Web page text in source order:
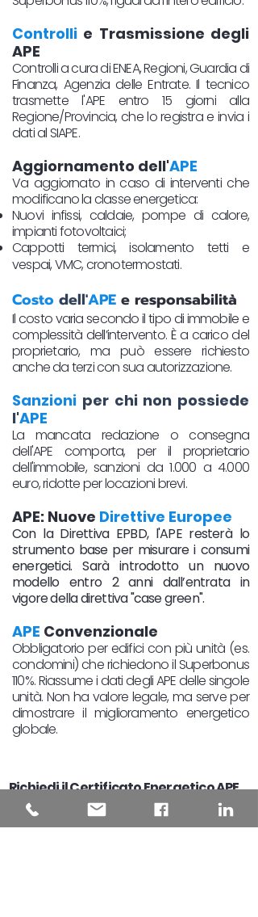
Controlli e Trasmissione degli
APE
Controlli a cura di ENEA, Regioni, Guardia di
Finanza, Agenzia delle Entrate. Il tecnico
trasmette l'APE entro 15 giorni alla
Regione/Provincia, che lo registra e invia i
dati al SIAPE.
Aggiornamento dell'APE
Va aggiornato in caso di interventi che
modificano la classe energetica:
Nuovi infissi, caldaie, pompe di calore,
impianti fotovoltaici;
Cappotti termici, isolamento tetti e
vespai, VMC, cronotermostati.​
Costo dell'APE e responsabilità
Il costo varia secondo il tipo di immobile e
complessità dell’intervento. È a carico del
proprietario, ma può essere richiesto
anche da terzi con sua autorizzazione.
Sanzioni per chi non possiede
l'APE
La mancata redazione o consegna
dell'APE comporta, per il proprietario
dell'immobile, sanzioni da 1.000 a 4.000
euro, ridotte per locazioni brevi.
APE: Nuove Direttive Europee
Con la Direttiva EPBD, l'APE resterà lo
strumento base per misurare i consumi
energetici. Sarà introdotto un nuovo
modello entro 2 anni dall’entrata in
vigore della direttiva "case green".
APE Convenzionale
Obbligatorio per edifici con più unità (es.
condomini) che richiedono il Superbonus
110%. Riassume i dati degli APE delle singole
unità. Non ha valore legale, ma serve per
dimostrare il miglioramento energetico
globale.
Richiedi il Certificato Energetico APE
in Piemonte
Se stai cercando la Certificazione